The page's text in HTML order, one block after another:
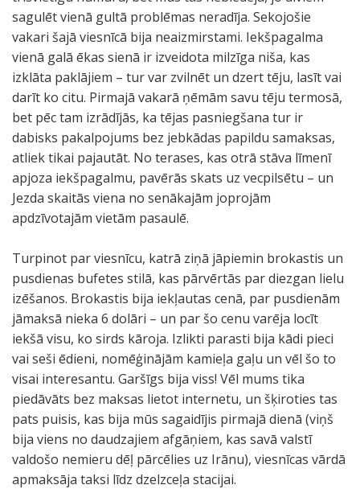
sagulēt vienā gultā problēmas neradīja. Sekojošie
vakari šajā viesnīcā bija neaizmirstami. Iekšpagalma
vienā galā ēkas sienā ir izveidota milzīga niša, kas
izklāta paklājiem – tur var zvilnēt un dzert tēju, lasīt vai
darīt ko citu. Pirmajā vakarā ņēmām savu tēju termosā,
bet pēc tam izrādījās, ka tējas pasniegšana tur ir
dabisks pakalpojums bez jebkādas papildu samaksas,
atliek tikai pajautāt. No terases, kas otrā stāva līmenī
apjoza iekšpagalmu, pavērās skats uz vecpilsētu – un
Jezda skaitās viena no senākajām joprojām
apdzīvotajām vietām pasaulē.
Turpinot par viesnīcu, katrā ziņā jāpiemin brokastis un
pusdienas bufetes stilā, kas pārvērtās par diezgan lielu
izēšanos. Brokastis bija iekļautas cenā, par pusdienām
jāmaksā nieka 6 dolāri – un par šo cenu varēja locīt
iekšā visu, ko sirds kāroja. Izlikti parasti bija kādi pieci
vai seši ēdieni, nomēģinājām kamieļa gaļu un vēl šo to
visai interesantu. Garšīgs bija viss! Vēl mums tika
piedāvāts bez maksas lietot internetu, un šķiroties tas
pats puisis, kas bija mūs sagaidījis pirmajā dienā (viņš
bija viens no daudzajiem afgāņiem, kas savā valstī
valdošo nemieru dēļ pārcēlies uz Irānu), viesnīcas vārdā
apmaksāja taksi līdz dzelzceļa stacijai.